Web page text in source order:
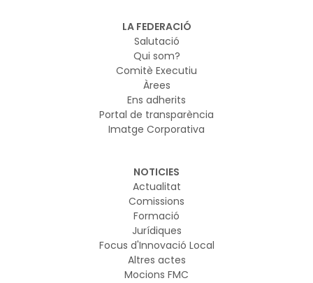
LA FEDERACIÓ
Salutació
Qui som?
Comitè Executiu
Àrees
Ens adherits
Portal de transparència
Imatge Corporativa
NOTICIES
Actualitat
Comissions
Formació
Jurídiques
Focus d'Innovació Local
Altres actes
Mocions FMC